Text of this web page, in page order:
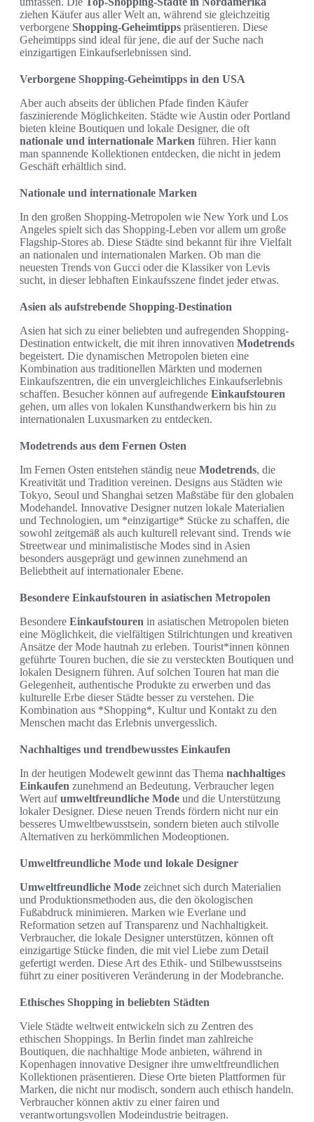
ziehen Käufer aus aller Welt an, während sie gleichzeitig
verborgene Shopping-Geheimtipps präsentieren. Diese
Geheimtipps sind ideal für jene, die auf der Suche nach
einzigartigen Einkaufserlebnissen sind.
Verborgene Shopping-Geheimtipps in den USA
Aber auch abseits der üblichen Pfade finden Käufer
faszinierende Möglichkeiten. Städte wie Austin oder Portland
bieten kleine Boutiquen und lokale Designer, die oft
nationale und internationale Marken führen. Hier kann
man spannende Kollektionen entdecken, die nicht in jedem
Geschäft erhältlich sind.
Nationale und internationale Marken
In den großen Shopping-Metropolen wie New York und Los
Angeles spielt sich das Shopping-Leben vor allem um große
Flagship-Stores ab. Diese Städte sind bekannt für ihre Vielfalt
an nationalen und internationalen Marken. Ob man die
neuesten Trends von Gucci oder die Klassiker von Levis
sucht, in dieser lebhaften Einkaufsszene findet jeder etwas.
Asien als aufstrebende Shopping-Destination
Asien hat sich zu einer beliebten und aufregenden Shopping-
Destination entwickelt, die mit ihren innovativen Modetrends
begeistert. Die dynamischen Metropolen bieten eine
Kombination aus traditionellen Märkten und modernen
Einkaufszentren, die ein unvergleichliches Einkaufserlebnis
schaffen. Besucher können auf aufregende Einkaufstouren
gehen, um alles von lokalen Kunsthandwerkern bis hin zu
internationalen Luxusmarken zu entdecken.
Modetrends aus dem Fernen Osten
Im Fernen Osten entstehen ständig neue Modetrends, die
Kreativität und Tradition vereinen. Designs aus Städten wie
Tokyo, Seoul und Shanghai setzen Maßstäbe für den globalen
Modehandel. Innovative Designer nutzen lokale Materialien
und Technologien, um *einzigartige* Stücke zu schaffen, die
sowohl zeitgemäß als auch kulturell relevant sind. Trends wie
Streetwear und minimalistische Modes sind in Asien
besonders ausgeprägt und gewinnen zunehmend an
Beliebtheit auf internationaler Ebene.
Besondere Einkaufstouren in asiatischen Metropolen
Besondere Einkaufstouren in asiatischen Metropolen bieten
eine Möglichkeit, die vielfältigen Stilrichtungen und kreativen
Ansätze der Mode hautnah zu erleben. Tourist*innen können
geführte Touren buchen, die sie zu versteckten Boutiquen und
lokalen Designern führen. Auf solchen Touren hat man die
Gelegenheit, authentische Produkte zu erwerben und das
kulturelle Erbe dieser Städte besser zu verstehen. Die
Kombination aus *Shopping*, Kultur und Kontakt zu den
Menschen macht das Erlebnis unvergesslich.
Nachhaltiges und trendbewusstes Einkaufen
In der heutigen Modewelt gewinnt das Thema nachhaltiges
Einkaufen zunehmend an Bedeutung. Verbraucher legen
Wert aufumweltfreundliche Mode und die Unterstützung
lokaler Designer. Diese neuen Trends fördern nicht nur ein
besseres Umweltbewusstsein, sondern bieten auch stilvolle
Alternativen zu herkömmlichen Modeoptionen.
Umweltfreundliche Mode und lokale Designer
Umweltfreundliche Mode zeichnet sich durch Materialien
und Produktionsmethoden aus, die den ökologischen
Fußabdruck minimieren. Marken wie Everlane und
Reformation setzen auf Transparenz und Nachhaltigkeit.
Verbraucher, die lokale Designer unterstützen, können oft
einzigartige Stücke finden, die mit viel Liebe zum Detail
gefertigt werden. Diese Art des Ethik- und Stilbewusstseins
führt zu einer positiveren Veränderung in der Modebranche.
Ethisches Shopping in beliebten Städten
Viele Städte weltweit entwickeln sich zu Zentren des
ethischen Shoppings. In Berlin findet man zahlreiche
Boutiquen, die nachhaltige Mode anbieten, während in
Kopenhagen innovative Designer ihre umweltfreundlichen
Kollektionen präsentieren. Diese Orte bieten Plattformen für
Marken, die nicht nur modisch, sondern auch ethisch handeln.
Verbraucher können aktiv zu einer fairen und
verantwortungsvollen Modeindustrie beitragen.